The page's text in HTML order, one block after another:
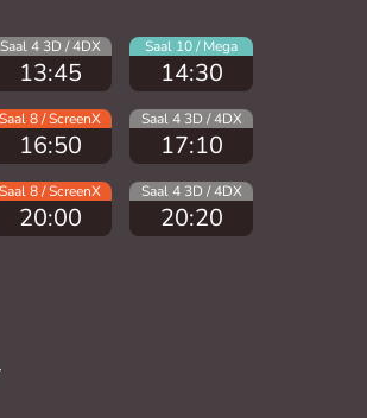
Saal 4 3D / 4DX
13:45
Saal 10 / Mega
14:30
Saal 8 / ScreenX
16:50
Saal 4 3D / 4DX
17:10
Saal 8 / ScreenX
20:00
Saal 4 3D / 4DX
20:20